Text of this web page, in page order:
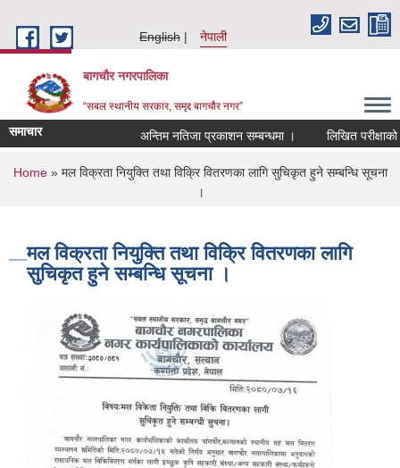
English
नेपाली
बागचौर नगरपालिका
“सबल स्थानीय सरकार, समृद्द बागचौर नगर”
समाचार अन्तिम नतिजा प्रकाशन सम्बन्धमा । लिखित परीक्षाको
You are here
Home» मल विक्रता नियुक्ति तथा विक्रि वितरणका लागि सुचिकृत हुने सम्बन्धि सूचना
।
मल विक्रता नियुक्ति तथा विक्रि वितरणका लागि
सुचिकृत हुने सम्बन्धि सूचना ।